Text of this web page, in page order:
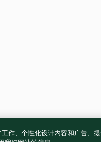
作、个性化设计内容和广告、